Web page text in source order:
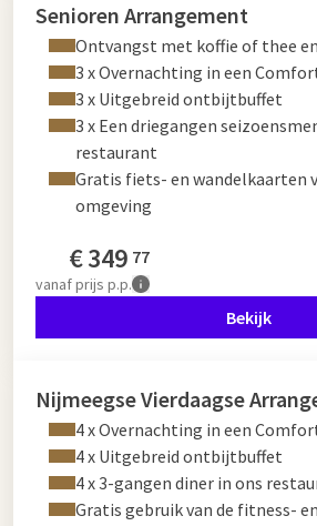
Senioren Arrangement
Ontvangst met koffie of thee
3 x Overnachting in een
3 x Uitgebreid ontbijtbuffet
3 x Een driegangen
restaurant
Gratis fiets- en wandelkaarten
omgeving
€349 77
vanafprijs p.p.
Bekijk
Nijmeegse Vierdaagse
4 x Overnachting in een
4 x Uitgebreid ontbijtbuffet
4 x 3-gangen diner in ons
Gratis gebruik van de fitness- en